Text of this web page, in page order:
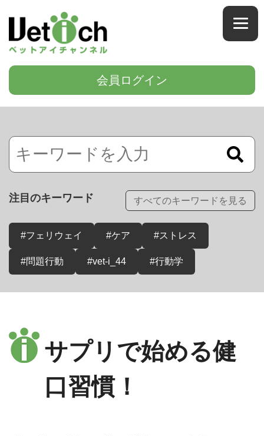
会員ログイン
注目のキーワード すべてのキーワードを見る
#フェリウェイ #ケア #ストレス
#問題行動 #vet-i_44 #行動学
サプリで始める健
口習慣！